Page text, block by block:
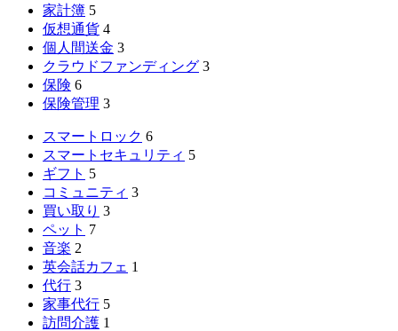
家計簿 5
仮想通貨 4
個人間送金 3
クラウドファンディング 3
保険 6
保険管理 3
スマートロック 6
スマートセキュリティ 5
ギフト 5
コミュニティ 3
買い取り 3
ペット 7
音楽 2
英会話カフェ 1
代行 3
家事代行 5
訪問介護 1